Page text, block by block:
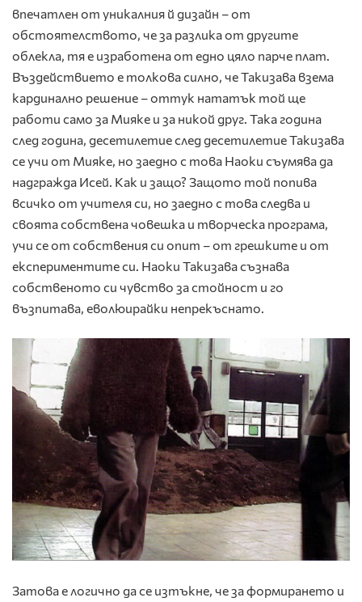
впечатлен от уникалния й дизайн – от
обстоятелството, че за разлика от другите
облекла, тя е изработена от едно цяло парче плат.
Въздействието е толкова силно, че Такизава взема
кардинално решение – оттук нататък той ще
работи само за Мияке и за никой друг. Така година
след година, десетилетие след десетилетие Такизава
се учи от Мияке, но заедно с това Наоки съумява да
надгражда Исей. Как и защо? Защото той попива
всичко от учителя си, но заедно с това следва и
своята собствена човешка и творческа програма,
учи се от собствения си опит – от грешките и от
експериментите си. Наоки Такизава съзнава
собственото си чувство за стойност и го
възпитава, еволюирайки непрекъснато.
Затова е логично да се изтъкне, че за формирането и